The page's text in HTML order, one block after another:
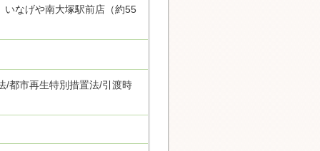
なげや南大塚駅前店（約55
/都市再生特別措置法/引渡時